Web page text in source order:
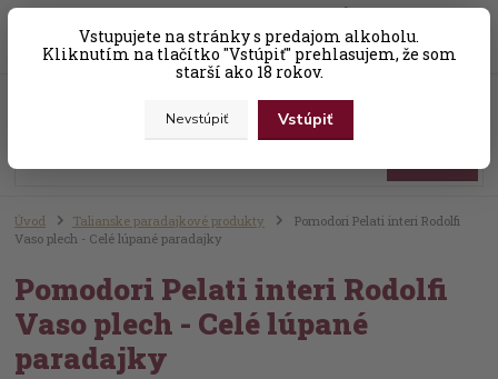
Vstupujete na stránky s predajom alkoholu.
Kliknutím na tlačítko "Vstúpiť" prehlasujem, že som
starší ako 18 rokov.
Nevstúpiť Vstúpiť
+421 (0) 31 56 25 377-8 za0,00 EUR
Úvod Talianske paradajkové produkty
Pomodori Pelati interi Rodolfi
Vaso plech - Celé lúpané paradajky
Pomodori Pelati interi Rodolfi
Vaso plech - Celé lúpané
paradajky